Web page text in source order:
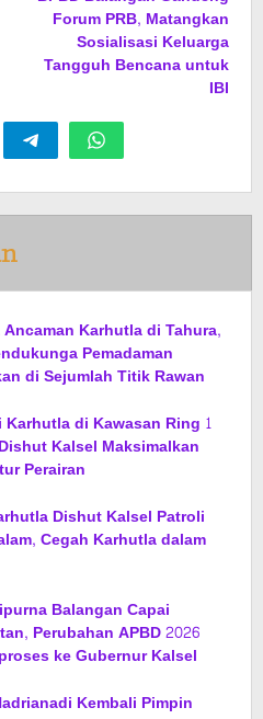
Forum PRB, Matangkan
Sosialisasi Keluarga
Tangguh Bencana untuk
IBI
Karhutla di Tahura,
Pemadaman
di Sejumlah Titik Rawan
di Kawasan Ring 1
Kalsel Maksimalkan
Perairan
Dishut Kalsel Patroli
Cegah Karhutla dalam
Balangan Capai
Perubahan APBD 2026
ke Gubernur Kalsel
Kembali Pimpin